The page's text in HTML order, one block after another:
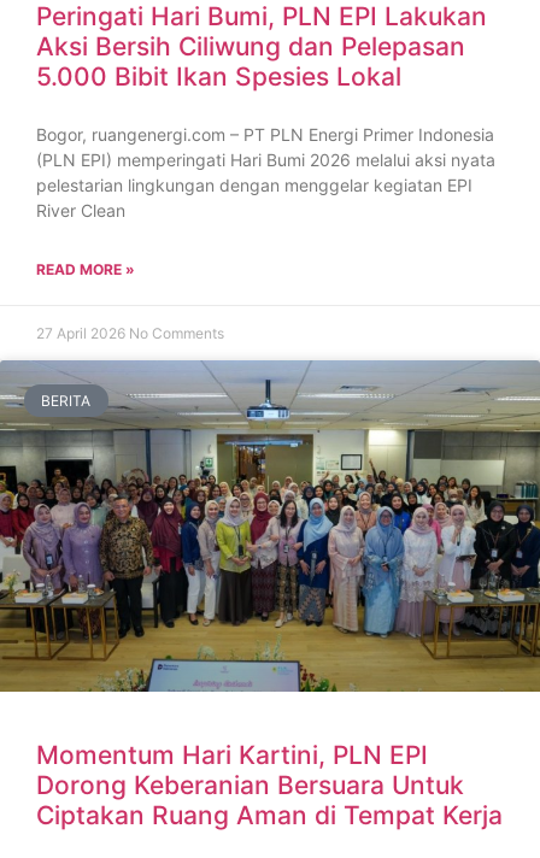
Peringati Hari Bumi, PLN EPI Lakukan
Aksi Bersih Ciliwung dan Pelepasan
5.000 Bibit Ikan Spesies Lokal
Bogor, ruangenergi.com – PT PLN Energi Primer Indonesia
(PLN EPI) memperingati Hari Bumi 2026 melalui aksi nyata
pelestarian lingkungan dengan menggelar kegiatan EPI
River Clean
READ MORE »
27 April 2026 No Comments
BERITA
Momentum Hari Kartini, PLN EPI
Dorong Keberanian Bersuara Untuk
Ciptakan Ruang Aman di Tempat Kerja